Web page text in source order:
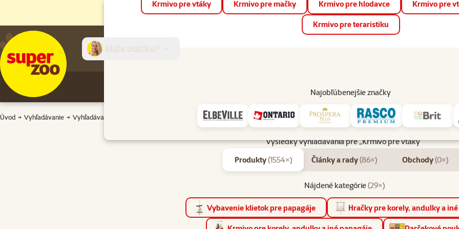
📱 Stiahnite si novú aplikáciu Super zoo.Viac informácií
Krmivo pre vtáky Krmivo pre mačky Krmivo pre hlodavce Krmivo pre
Krmivo pre teraristiku
Najobľúbenejšie značky
Predajne Služby
Úvod Vyhľadávanie Vyhľadávanie
Výsledky vyhľadávania pre „Krmivo pre vtáky“
Produkty(1554×) Články a rady(86×) Obchody(0×)
Nájdené kategórie(29×)
Vybavenie klietok pre papagáje Hračky pre korely, andulky a